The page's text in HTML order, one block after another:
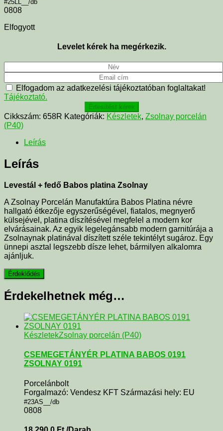
#25LL__/db
0808
Elfogyott
Levelet kérek ha megérkezik.
Elfogadom az adatkezelési tájékoztatóban foglaltakat!
Tájékoztató.
Értesítést kérek
Cikkszám: 658R Kategóriák: Készletek, Zsolnay porcelán
(P40)
Leírás
Leírás
Levestál + fedő Babos platina Zsolnay
A Zsolnay Porcelán Manufaktúra Babos Platina névre
hallgató étkezője egyszerűségével, fiatalos, megnyerő
külsejével, platina díszítésével megfelel a modern kor
elvárásainak. Az egyik legelegánsabb modern garnitúrája a
Zsolnaynak platinával díszített széle tekintélyt sugároz. Egy
ünnepi asztal legszebb dísze lehet, bármilyen alkalomra
ajánljuk.
Érdekelhetnek még…
KészletekZsolnay porcelán (P40)
CSEMEGETÁNYÉR PLATINA BABOS 0191
ZSOLNAY 0191
Porcelánbolt
Forgalmazó: Vendesz KFT Származási hely: EU
#23AS__/db
0808